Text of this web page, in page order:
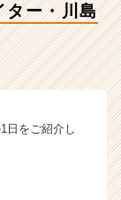
ター・川島
日をご紹介し